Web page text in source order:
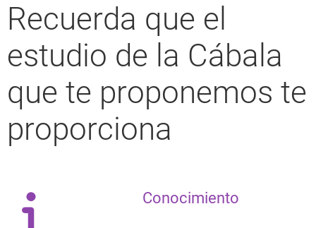
Recuerda que el
estudio de la Cábala
que te proponemos te
proporciona
Conocimiento